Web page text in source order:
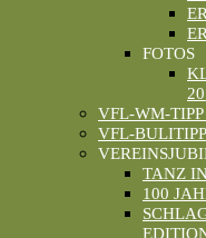
FOTOS
VFL-WM-TIPP
VFL-
TANZ
100